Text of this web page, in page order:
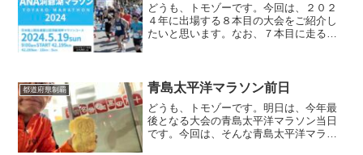
どうも、トモゾーです。今回は、２０２
４年に出場する８本目の大会をご紹介し
たいと思います。なお、７本目に走る大
年５月１９日（日）です。...
都道府県制覇 青島太平洋マラソン前日
どうも、トモゾーです。明日は、今年最
後となる大会の青島太平洋マラソン当日
です。今回は、そんな青島太平洋マラソ